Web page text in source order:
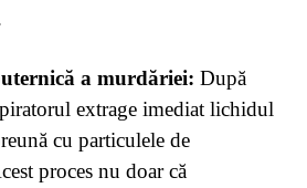
a murdăriei: După
extrage imediat lichidul
cu particulele de
proces nu doar că